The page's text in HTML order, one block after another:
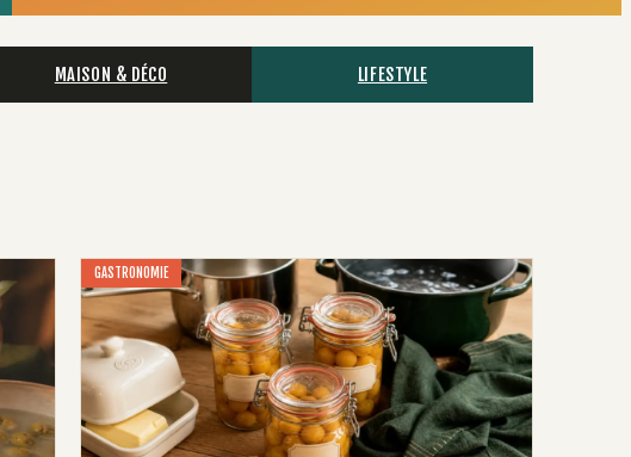
MAISON & DÉCO LIFESTYLE
GASTRONOMIE